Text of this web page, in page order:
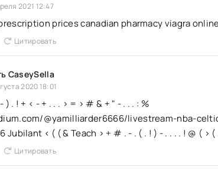
2021 12:47
prices canadian pharmacy viagra
Цитировать
CaseySella
2020 18:01
) . ! + < - + . . . > = > # & + " - . . . : %
@yamilliarder6666/livestream-nba-
Jubilant < ( ( & Teach > + # . - . ( . ! ) - . . . . ! @ ( > (
Цитировать